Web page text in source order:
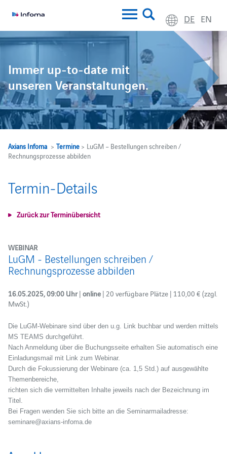
DE EN
Immer up-to-date mit
unseren Veranstaltungen.
Axians Infoma> Termine> LuGM – Bestellungen schreiben /
Rechnungsprozesse abbilden
Termin-Details
Zurück zur Terminübersicht
WEBINAR
LuGM - Bestellungen schreiben /
Rechnungsprozesse abbilden
16.05.2025, 09:00 Uhr| online | 20 verfügbare Plätze | 110,00 € (zzgl.
MwSt.)
Die LuGM-Webinare sind über den u.g. Link buchbar und werden mittels
MS TEAMS durchgeführt.
Nach Anmeldung über die Buchungsseite erhalten Sie automatisch eine
Einladungsmail mit Link zum Webinar.
Durch die Fokussierung der Webinare (ca. 1,5 Std.) auf ausgewählte
Themenbereiche,
richten sich die vermittelten Inhalte jeweils nach der Bezeichnung im
Titel.
Bei Fragen wenden Sie sich bitte an die Seminarmailadresse:
seminare@axians-infoma.de